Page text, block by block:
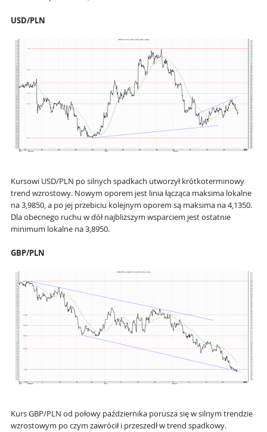
USD/PLN
Kursowi USD/PLN po silnych spadkach utworzył krótkoterminowy
trend wzrostowy. Nowym oporem jest linia łącząca maksima lokalne
na 3,9850, a po jej przebiciu kolejnym oporem są maksima na 4,1350.
Dla obecnego ruchu w dół najbliższym wsparciem jest ostatnie
minimum lokalne na 3,8950.
GBP/PLN
Kurs GBP/PLN od połowy października porusza się w silnym trendzie
wzrostowym po czym zawrócił i przeszedł w trend spadkowy.